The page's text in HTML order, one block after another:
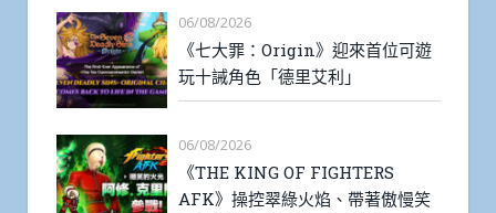
06/08/2026
《七大罪：Origin》迎來首位可遊
玩十誡角色「德里艾利」
06/08/2026
《THE KING OF FIGHTERS
AFK》操控翠綠火焰、帶著傲慢笑